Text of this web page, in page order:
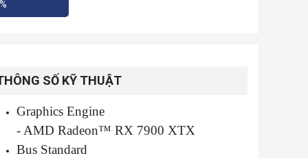
SỐ KỸ THUẬT
Graphics Engine
- AMD Radeon™ RX 7900 XTX
Bus Standard